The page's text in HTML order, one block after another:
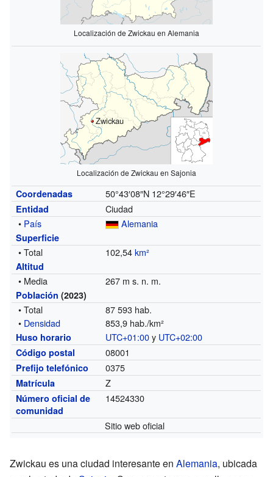
Localización de Zwickau en Alemania
Zwickau
Localización de Zwickau en Sajonia
Coordenadas 50°43′08″N 12°29′46″E
Entidad
Ciudad
• País Alemania
Superficie
• Total 102,54km²
Altitud
• Media 267 m s. n. m.
Población (2023)
• Total
87 593 hab.
• Densidad 853,9 hab./km²
Huso horario UTC+01:00y UTC+02:00
Código postal 08001
Prefijo telefónico 0375
Matrícula Z
Número oficial de
comunidad
14524330
Sitio web oficial
Zwickau es una ciudad interesante en Alemania, ubicada